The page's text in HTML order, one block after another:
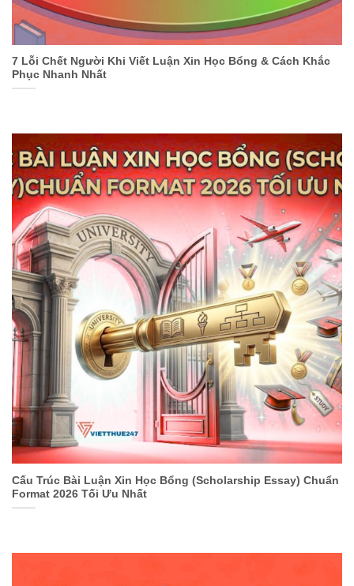
7 Lỗi Chết Người Khi Viết Luận Xin Học Bổng & Cách Khắc
Phục Nhanh Nhất
Cấu Trúc Bài Luận Xin Học Bổng (Scholarship Essay) Chuẩn
Format 2026 Tối Ưu Nhất